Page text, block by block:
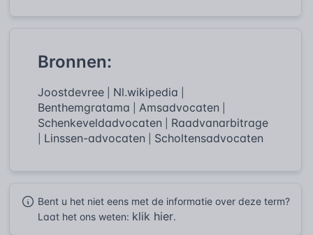
Bronnen:
Joostdevree Nl.wikipedia
Benthemgratama Amsadvocaten
Schenkeveldadvocaten Raadvanarbitrage
Linssen-advocaten Scholtensadvocaten
Bent u het niet eens met de informatie over deze term?
Laat het ons weten: klik hier.